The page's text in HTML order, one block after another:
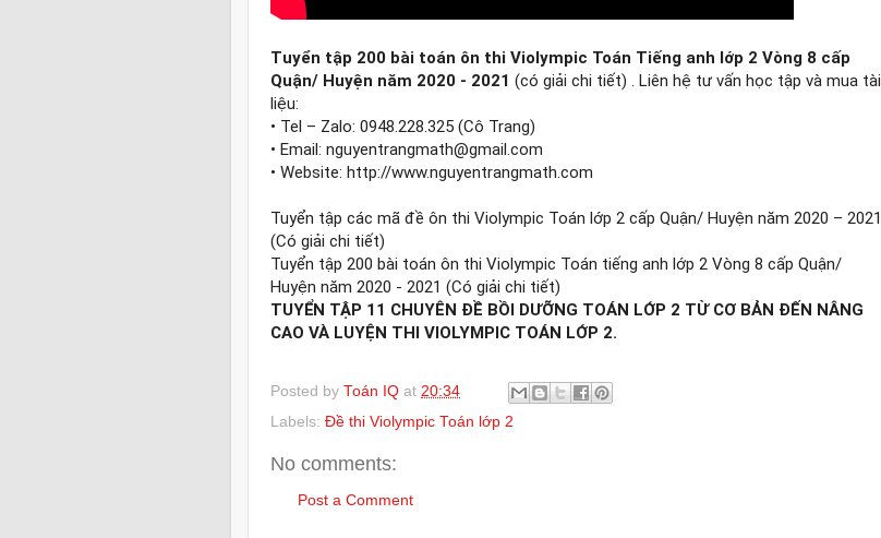
Tuyển tập 200 bài toán ôn thi Violympic Toán Tiếng anh lớp 2 Vòng 8 cấp
Quận/ Huyện năm 2020 - 2021 (có giải chi tiết) . Liên hệ tư vấn học tập và mua tài
liệu:
• Tel – Zalo: 0948.228.325 (Cô Trang)
• Email: nguyentrangmath@gmail.com
• Website: http://www.nguyentrangmath.com
Tuyển tập các mã đề ôn thi Violympic Toán lớp 2 cấp Quận/ Huyện năm 2020 – 2021
(Có giải chi tiết)
Tuyển tập 200 bài toán ôn thi Violympic Toán tiếng anh lớp 2 Vòng 8 cấp Quận/
TUYỂN TẬP 11 CHUYÊN ĐỀ BỒI DƯỠNG TOÁN LỚP 2 TỪ CƠ BẢN ĐẾN NÂNG
CAO VÀ LUYỆN THI VIOLYMPIC TOÁN LỚP 2.
Posted by Toán IQ at 20:34
Labels: Đề thi Violympic Toán lớp 2
No comments:
Post a Comment